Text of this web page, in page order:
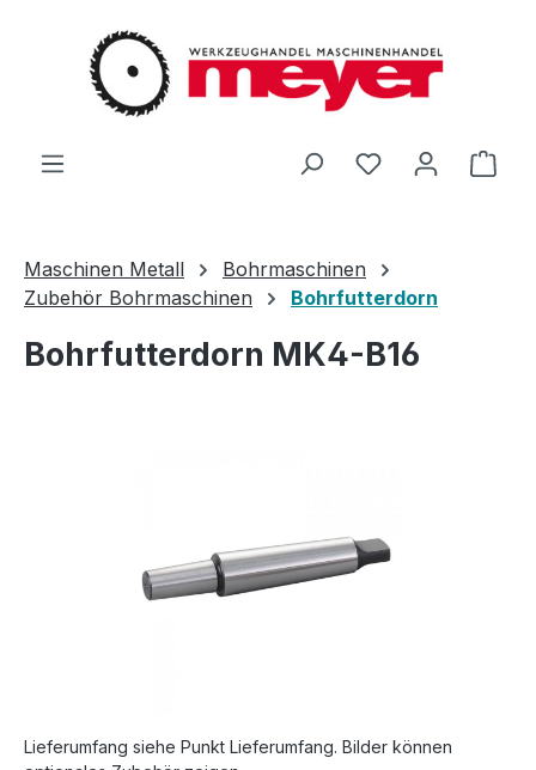
Zum Hauptinhalt springen
Du hast 0
Maschinen Metall
Bohrmaschinen
Zubehör Bohrmaschinen
Bohrfutterdorn
Bohrfutterdorn MK4-B16
Lieferumfang siehe Punkt Lieferumfang. Bilder können